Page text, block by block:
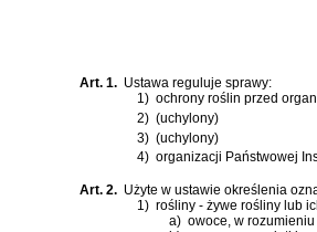
Art. 1. Ustawa reguluje sprawy:
1) ochrony roślin przed
2) (uchylony)
3) (uchylony)
4) organizacji Państwowej
Art. 2. Użyte w ustawie określenia
1) rośliny - żywe rośliny lub
a) owoce, w rozumieniu